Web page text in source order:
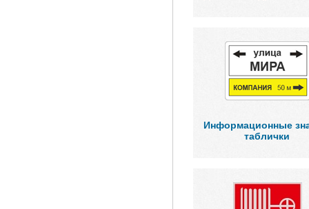
Информационные
таблички